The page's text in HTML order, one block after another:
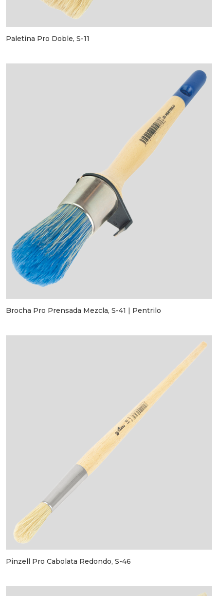
Paletina Pro Doble, S-11
Brocha Pro Prensada Mezcla, S-41 | Pentrilo
Pinzell Pro Cabolata Redondo, S-46